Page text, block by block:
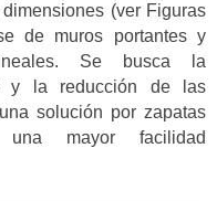
(ver Figuras
de muros portantes y
Se busca la
y la reducción de las
solución por zapatas
una mayor facilidad